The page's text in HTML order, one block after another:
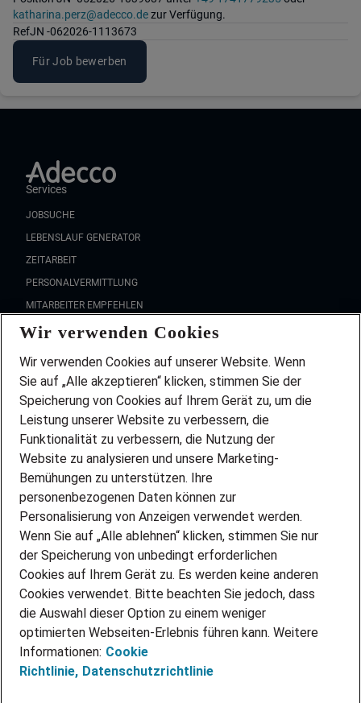
katharina.perz@adecco.dezur Verfügung.
RefJN -062026-1113673
Für Job bewerben
Services
JOBSUCHE
LEBENSLAUF GENERATOR
ZEITARBEIT
PERSONALVERMITTLUNG
MITARBEITER EMPFEHLEN
FAQ
Wir stellen ein!
DEINE BERUFSGRUPPE
DEINE LEBENSSITUATION
PARTNERSHIP WITH AIRBUS
INITIATIV BEWERBEN
ÜBER UNS
STANDORTE
BLOG
PRESSE
KONTAKT
@Adecco 2026
IMPRESSUM
DATENSCHUTZ
Wir verwenden Cookies
Wir verwenden Cookies auf unserer Website. Wenn
Sie auf „Alle akzeptieren“ klicken, stimmen Sie der
Speicherung von Cookies auf Ihrem Gerät zu, um die
Leistung unserer Website zu verbessern, die
Funktionalität zu verbessern, die Nutzung der
Website zu analysieren und unsere Marketing-
Bemühungen zu unterstützen. Ihre
personenbezogenen Daten können zur
Personalisierung von Anzeigen verwendet werden.
Wenn Sie auf „Alle ablehnen“ klicken, stimmen Sie nur
der Speicherung von unbedingt erforderlichen
Cookies auf Ihrem Gerät zu. Es werden keine anderen
Cookies verwendet. Bitte beachten Sie jedoch, dass
die Auswahl dieser Option zu einem weniger
optimierten Webseiten-Erlebnis führen kann. Weitere
Informationen: Cookie
Richtlinie, Datenschutzrichtlinie